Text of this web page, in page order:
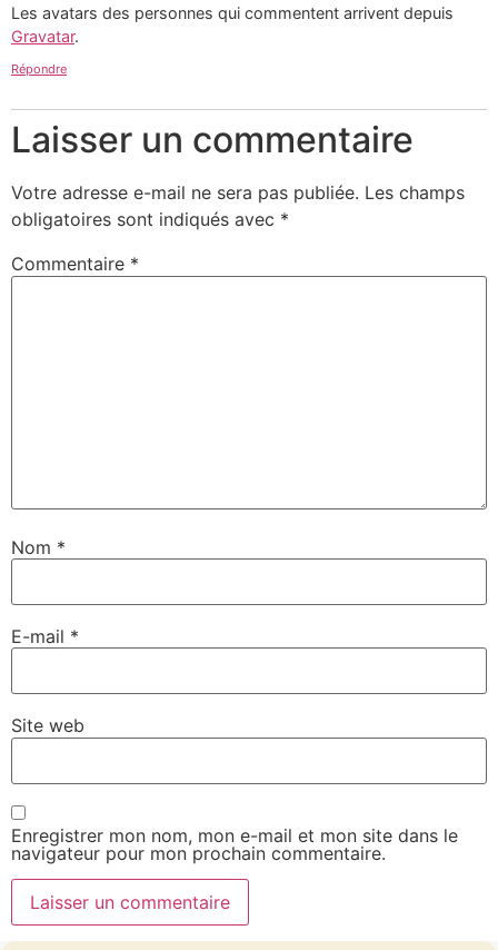
Les avatars des personnes qui commentent arrivent depuis
Gravatar.
Répondre
Laisser un commentaire
Votre adresse e-mail ne sera pas publiée. Les champs
obligatoires sont indiqués avec *
Commentaire *
Nom *
E-mail *
Site web
Enregistrer mon nom, mon e-mail et mon site dans le
navigateur pour mon prochain commentaire.